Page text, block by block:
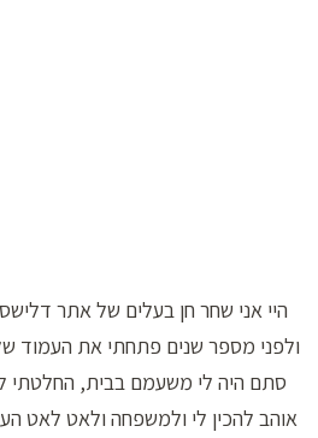
היי אני שחר חן בעלים של אתר
ולפני מספר שנים פתחתי את העמוד
סתם היה לי משעמם בבית, החלטתי
אוהב להכין לי ולמשפחה ולאט לאט